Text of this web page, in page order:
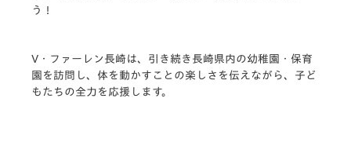
う！
V・ファーレン長崎は、引き続き長崎県内の幼稚園・保育
園を訪問し、体を動かすことの楽しさを伝えながら、子ど
もたちの全力を応援します。